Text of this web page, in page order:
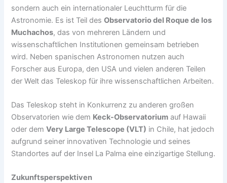
sondern auch ein internationaler Leuchtturm für die
Astronomie. Es ist Teil desObservatorio del Roque de los
Muchachos, das von mehreren Ländern und
wissenschaftlichen Institutionen gemeinsam betrieben
wird. Neben spanischen Astronomen nutzen auch
Forscher aus Europa, den USA und vielen anderen Teilen
der Welt das Teleskop für ihre wissenschaftlichen Arbeiten.
Das Teleskop steht in Konkurrenz zu anderen großen
Observatorien wie dem Keck-Observatorium auf Hawaii
oder demVery Large Telescope (VLT) in Chile, hat jedoch
aufgrund seiner innovativen Technologie und seines
Standortes auf der Insel La Palma eine einzigartige Stellung.
Zukunftsperspektiven